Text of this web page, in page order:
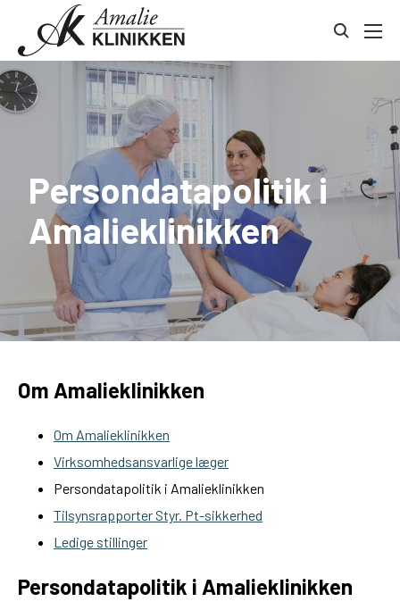
indhold
search
Kontakt
Persondatapolitik i
Amalieklinikken
Om Amalieklinikken
Om Amalieklinikken
Virksomhedsansvarlige læger
Persondatapolitik i Amalieklinikken
Tilsynsrapporter Styr. Pt-sikkerhed
Ledige stillinger
Persondatapolitik i Amalieklinikken